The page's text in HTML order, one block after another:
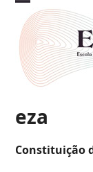
Skip
content
Open
mobile
menu
Close
mobile
menu
eza
Constituição